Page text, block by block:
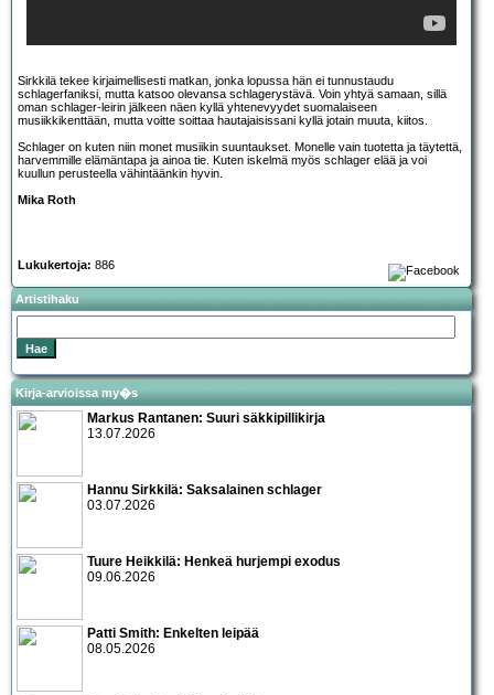
Sirkkilä tekee kirjaimellisesti matkan, jonka lopussa hän ei tunnustaudu
schlagerfaniksi, mutta katsoo olevansa schlagerystävä. Voin yhtyä samaan, sillä
oman schlager-leirin jälkeen näen kyllä yhtenevyydet suomalaiseen
musiikkikenttään, mutta voitte soittaa hautajaisissani kyllä jotain muuta, kiitos.
Schlager on kuten niin monet musiikin suuntaukset. Monelle vain tuotetta ja täytettä,
harvemmille elämäntapa ja ainoa tie. Kuten iskelmä myös schlager elää ja voi
kuullun perusteella vähintäänkin hyvin.
Mika Roth
Lukukertoja: 886
Artistihaku
Kirja-arvioissa my�s
Markus Rantanen: Suuri säkkipillikirja
13.07.2026
Hannu Sirkkilä: Saksalainen schlager
03.07.2026
Tuure Heikkilä: Henkeä hurjempi exodus
09.06.2026
Patti Smith: Enkelten leipää
08.05.2026